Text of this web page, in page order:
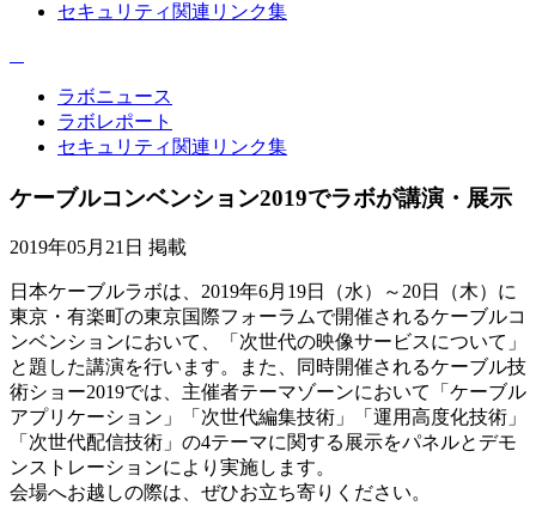
セキュリティ関連リンク集
ラボニュース
ラボレポート
セキュリティ関連リンク集
ケーブルコンベンション2019でラボが講演・展示
2019年05月21日 掲載
日本ケーブルラボは、2019年6月19日（水）～20日（木）に
東京・有楽町の東京国際フォーラムで開催されるケーブルコ
ンベンションにおいて、「次世代の映像サービスについて」
と題した講演を行います。また、同時開催されるケーブル技
術ショー2019では、主催者テーマゾーンにおいて「ケーブル
アプリケーション」「次世代編集技術」「運用高度化技術」
「次世代配信技術」の4テーマに関する展示をパネルとデモ
ンストレーションにより実施します。
会場へお越しの際は、ぜひお立ち寄りください。